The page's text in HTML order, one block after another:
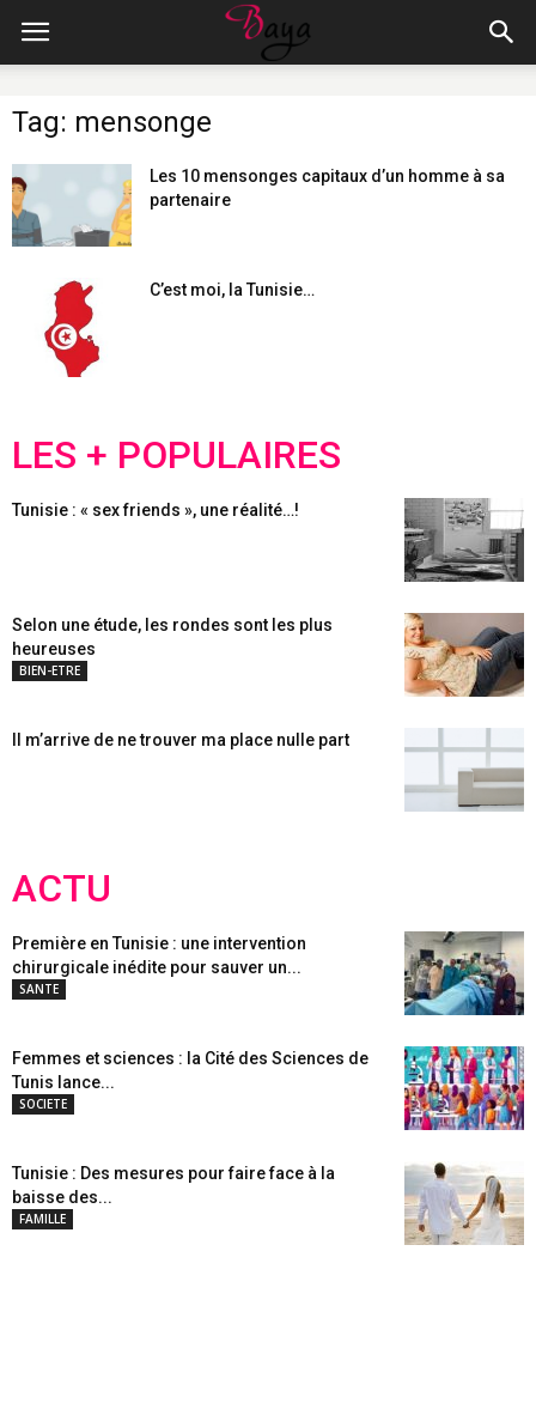
Tag: mensonge
Les 10 mensonges capitaux d’un homme à sa
partenaire
C’est moi, la Tunisie…
LES + POPULAIRES
Tunisie : « sex friends », une réalité…!
Selon une étude, les rondes sont les plus
heureuses
BIEN-ETRE
Il m’arrive de ne trouver ma place nulle part
ACTU
Première en Tunisie : une intervention
chirurgicale inédite pour sauver un...
SANTE
Femmes et sciences : la Cité des Sciences de
Tunis lance...
SOCIETE
Tunisie : Des mesures pour faire face à la
baisse des...
FAMILLE